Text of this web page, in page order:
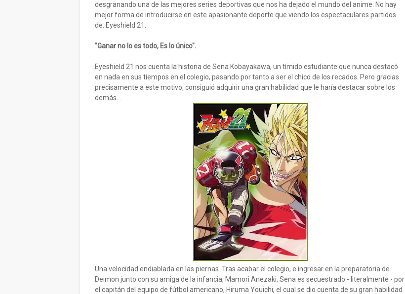
desgranando una de las mejores series deportivas que nos ha dejado el mundo del anime. No hay
mejor forma de introducirse en este apasionante deporte que viendo los espectaculares partidos
de: Eyeshield 21.
"Ganar no lo es todo, Es lo único".
Eyeshield 21 nos cuenta la historia de Sena Kobayakawa, un tímido estudiante que nunca destacó
en nada en sus tiempos en el colegio, pasando por tanto a ser el chico de los recados. Pero gracias
precisamente a este motivo, consiguió adquirir una gran habilidad que le haría destacar sobre los
demás…
Una velocidad endiablada en las piernas. Tras acabar el colegio, e ingresar en la preparatoria de
Deimon junto con su amiga de la infancia, Mamori Anezaki, Sena es secuestrado - literalmente - por
el capitán del equipo de fútbol americano, Hiruma Youichi, el cual se dio cuenta de su gran habilidad